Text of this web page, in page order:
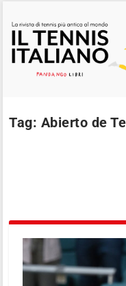
Tag: Abierto de